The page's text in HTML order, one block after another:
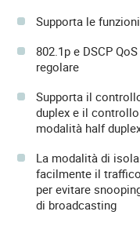
Supporta le
802.1p e DSCP
regolare
Supporta il
duplex e il
modalità half
La modalità di
facilmente il
per evitare
di broadcasting